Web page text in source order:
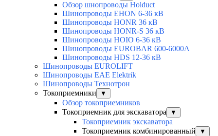
Обзор шнопроводы Holduct
Шинопроводы EHON 6-36 кВ
Шинопроводы HONR 36 кВ
Шинопроводы HONR-S 36 кВ
Шинопроводы HOIO 6-36 кВ
Шинопроводы EUROBAR 600-6000A
Шинопроводы HDS 12-36 кВ
Шинопроводы EUROLIFT
Шинопроводы EAE Elektrik
Шинопроводы Технотрон
Токоприемники
▼
Обзор токоприемников
Токоприемник для экскаватора
▼
Токоприемник экскаватора
Токоприемник комбинированный
▼